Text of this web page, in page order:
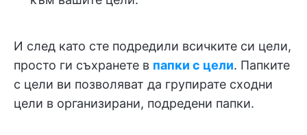
И след като сте подредили всичките си цели,
просто ги съхранете в папки с цели. Папките
с цели ви позволяват да групирате сходни
цели в организирани, подредени папки.